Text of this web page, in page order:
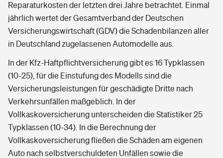
Reparaturkosten der letzten drei Jahre betrachtet. Einmal
jährlich wertet der Gesamtverband der Deutschen
Versicherungswirtschaft (GDV) die Schadenbilanzen aller
in Deutschland zugelassenen Automodelle aus.
In der Kfz-Haftpflichtversicherung gibt es 16 Typklassen
(10-25), für die Einstufung des Modells sind die
Versicherungsleistungen für geschädigte Dritte nach
Verkehrsunfällen maßgeblich. In der
Vollkaskoversicherung unterscheiden die Statistiker 25
Typklassen (10-34). In die Berechnung der
Vollkaskoversicherung fließen die Schäden am eigenen
Auto nach selbstverschuldeten Unfällen sowie die